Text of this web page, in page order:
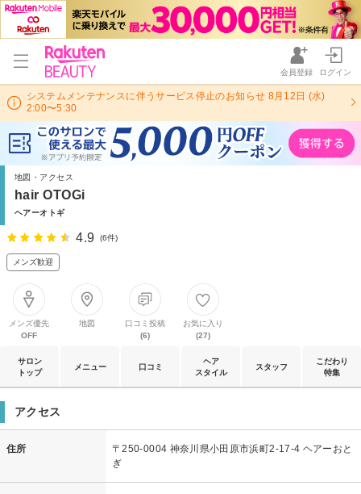
会員登録 ログイン
システムメンテナンスに伴うサービス停止のお知らせ 8月12日 (水)
2:00〜5:30
地図・アクセス
hair OTOGi
ヘアーオトギ
4.9 (6件)
メンズ歓迎
メンズ優先
OFF
地図
口コミ投稿
(6)
お気に入り
(27)
サロン
トップ
メニュー 口コミ
ヘア
スタイル
スタッフ
こだわり
特集
アクセス
住所
〒250-0004 神奈川県小田原市浜町2-17-4 ヘアーおと
ぎ